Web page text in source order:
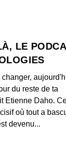
LE
du reste de ta
Etienne Daho.
où tout a
devenu...